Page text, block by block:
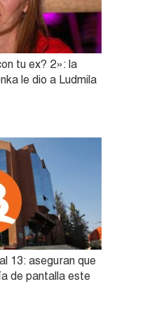
tu ex? 2»: la
le dio a Ludmila
13: aseguran que
de pantalla este